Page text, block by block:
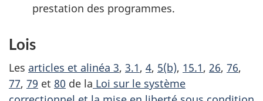
prestation des programmes.
Lois
Les articles et alinéa 3, 3.1, 4, 5(b), 15.1, 26, 76,
77, 79 et 80 de la Loi sur le système